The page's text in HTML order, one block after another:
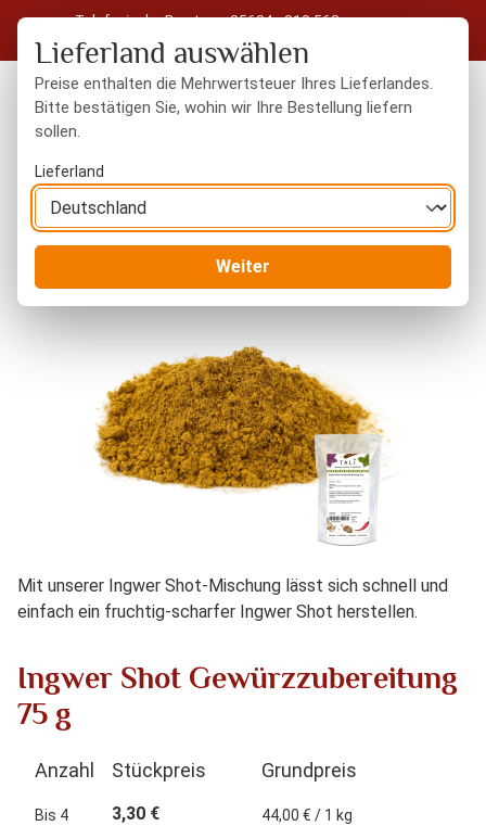
Zum Hauptinhalt springen
Telefonische Beratung: 05604 - 919 563
Kostenloser Versand in Deutschland ab 50 € Warenwert
Mit unserer Ingwer Shot-Mischung lässt sich schnell und
einfach ein fruchtig-scharfer Ingwer Shot herstellen.
Ingwer Shot Gewürzzubereitung
75 g
Anzahl Stückpreis Grundpreis
Bis 4 3,30 € 44,00 € / 1 kg
Lieferland auswählen
Preise enthalten die Mehrwertsteuer Ihres Lieferlandes.
Bitte bestätigen Sie, wohin wir Ihre Bestellung liefern
sollen.
Lieferland
Weiter